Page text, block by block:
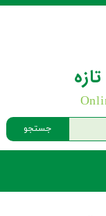
جستجو